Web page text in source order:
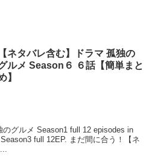
【ネタバレ含む】ドラマ 孤独の
ルメ Season６ ６話【簡単まと
】
グルメ Season1 full 12 episodes in
full 12EP. まだ間に合う！【ネ